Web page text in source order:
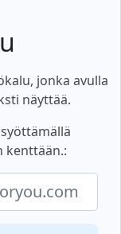
jonka avulla
näyttää.
kenttään.: